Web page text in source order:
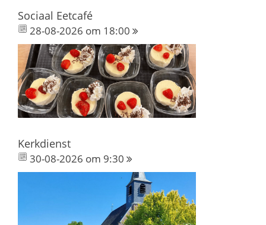
Sociaal Eetcafé
28-08-2026 om 18:00
Kerkdienst
30-08-2026 om 9:30